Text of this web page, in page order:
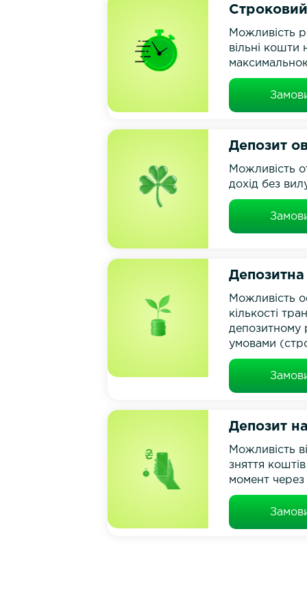
Можливість
вільні кошти
Депозит
Можливість
дохід без
Депозитна
Можливість
кількості
депозитному
умовами
Депозит
Можливість
зняття
момент